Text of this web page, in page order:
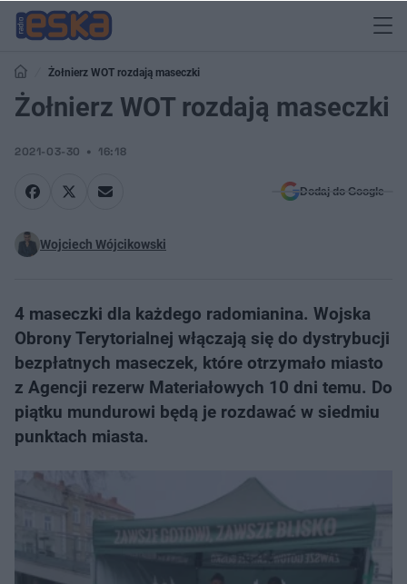
Żołnierz WOT rozdają maseczki
Żołnierz WOT rozdają maseczki
2021-03-30 16:18
Dodaj do Google
Wojciech Wójcikowski
4 maseczki dla każdego radomianina. Wojska
Obrony Terytorialnej włączają się do dystrybucji
bezpłatnych maseczek, które otrzymało miasto
z Agencji rezerw Materiałowych 10 dni temu. Do
piątku mundurowi będą je rozdawać w siedmiu
punktach miasta.